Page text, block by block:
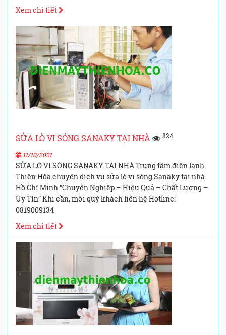
Xem chi tiết
SỬA LÒ VI SÓNG SANAKY TẠI NHÀ 824
11/10/2021
SỬA LÒ VI SÓNG SANAKY TẠI NHÀ Trung tâm điện lạnh
Thiên Hòa chuyên dịch vụ sửa lò vi sóng Sanaky tại nhà
Hồ Chí Minh “Chuyên Nghiệp – Hiệu Quả – Chất Lượng –
Uy Tín” Khi cần, mời quý khách liên hệ Hotline:
0819009134
Xem chi tiết